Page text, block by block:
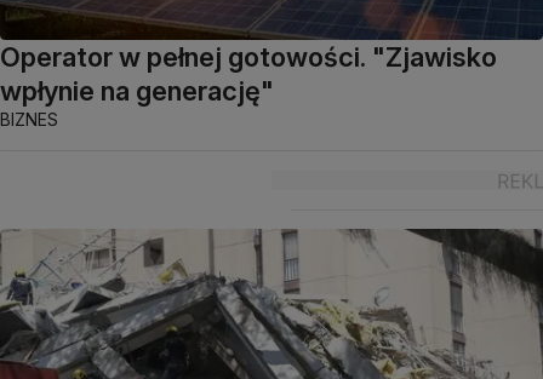
Operator w pełnej gotowości. "Zjawisko
wpłynie na generację"
BIZNES